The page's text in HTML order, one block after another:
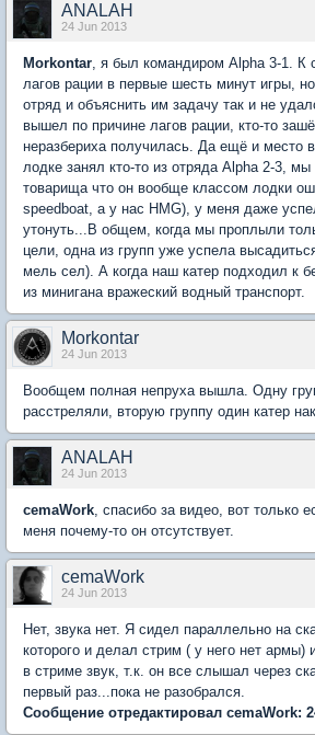
ANALAH
24 Jun 2013
Morkontar, я был командиром Alpha 3-1. К
лагов рации в первые шесть минут игры,
отряд и объяснить им задачу так и не
вышел по причине лагов рации, кто-то
неразбериха получилась. Да ещё и место
лодке занял кто-то из отряда Alpha 2-3, мы
товарища что он вообще классом лодки
speedboat, а у нас HMG), у меня даже
утонуть...В общем, когда мы проплыли
цели, одна из групп уже успела
мель сел). А когда наш катер подходил к
из минигана вражеский водный транспорт.
Morkontar
24 Jun 2013
Вообщем полная непруха вышла. Одну
расстреляли, вторую группу один катер
ANALAH
24 Jun 2013
cemaWork, спасибо за видео, вот только
меня почему-то он отсутствует.
cemaWork
24 Jun 2013
Нет, звука нет. Я сидел параллельно на
которого и делал стрим ( у него нет армы)
в стриме звук, т.к. он все слышал через
первый раз...пока не разобрался.
Сообщение отредактировал cemaWork: